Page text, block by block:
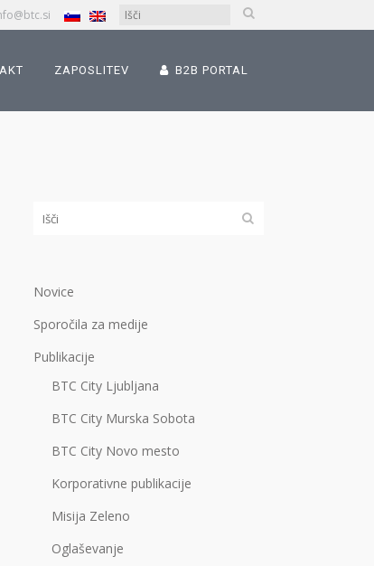
ZAPOSLITEV B2B PORTAL
Novice
Sporočila za medije
Publikacije
BTC City Ljubljana
BTC City Murska Sobota
BTC City Novo mesto
Korporativne publikacije
Misija Zeleno
Oglaševanje